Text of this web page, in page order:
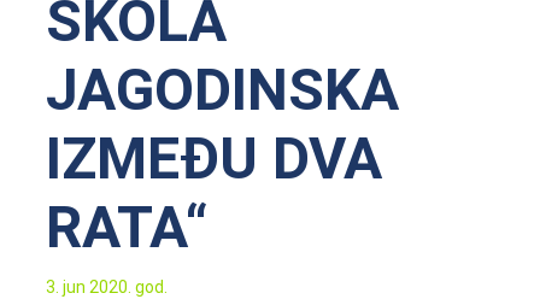
ŠKOLA
JAGODINSKA
IZMEĐU DVA
RATA“
3. jun 2020. god.